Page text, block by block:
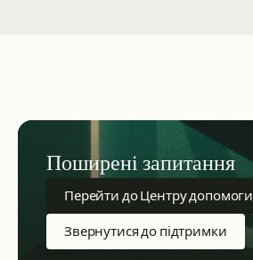
Поширені запитання
Перейти до Центру допомоги
Звернутися до підтримки